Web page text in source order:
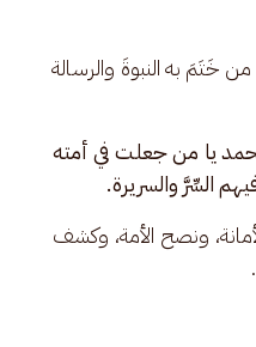
خَتَمَ به النبوةَ والرسالة
يا من جعلت في أمته
السِّرَّ والسريرة.
ونصح الأمة، وكشف